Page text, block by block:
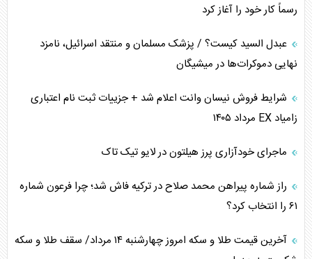
پیام، ظرفیت بالفعل‌نشده تجارت ایران
همسویی عربستان با سنتکام علیه متحدان ایران
ترامپ و توهم خلع سلاح حماس
چرا کویت به دنبال شریک امنیتی جدید است؟
اعتراف غرب به قدرت ایران در تثبیت معادلات
خطای راهبردی ترامپ مقابل برزیل
رسماً کار خود را آغاز کرد
عبدل السید کیست؟ / پزشک مسلمان و منتقد اسرائیل، نامزد
نهایی دموکرات‌ها در میشیگان
شرایط فروش نیسان وانت اعلام شد + جزییات ثبت نام اعتباری
زامیاد EX مرداد ۱۴۰۵
ماجرای خودآزاری پرز هیلتون در لایو تیک تاک
راز شماره پیراهن محمد صلاح در ترکیه فاش شد؛ چرا فرعون شماره
۶۱ را انتخاب کرد؟
آخرین قیمت طلا و سکه امروز چهارشنبه ۱۴ مرداد/ سقف طلا و سکه